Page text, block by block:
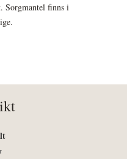
Sorgmantel finns i